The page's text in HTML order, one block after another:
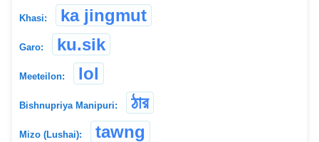
Khasi: ka jingmut
Garo: ku.sik
Meeteilon: lol
Bishnupriya Manipuri: ঠার
Mizo (Lushai): tawng